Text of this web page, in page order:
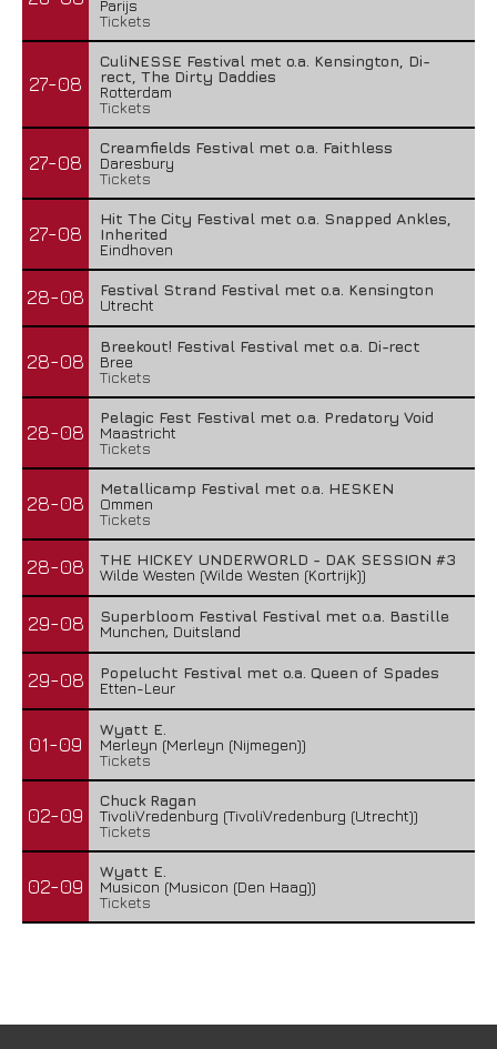
Parijs
Tickets
27-08
CuliNESSE Festival met o.a. Kensington, Di-
rect, The Dirty Daddies
Rotterdam
Tickets
27-08
Creamfields Festival met o.a. Faithless
Daresbury
Tickets
27-08
Hit The City Festival met o.a. Snapped Ankles,
Inherited
Eindhoven
28-08
Festival Strand Festival met o.a. Kensington
Utrecht
28-08
Breekout! Festival Festival met o.a. Di-rect
Bree
Tickets
28-08
Pelagic Fest Festival met o.a. Predatory Void
Maastricht
Tickets
28-08
Metallicamp Festival met o.a. HESKEN
Ommen
Tickets
28-08
THE HICKEY UNDERWORLD - DAK SESSION #3
Wilde Westen (Wilde Westen (Kortrijk))
29-08
Superbloom Festival Festival met o.a. Bastille
Munchen, Duitsland
29-08
Popelucht Festival met o.a. Queen of Spades
Etten-Leur
01-09
Wyatt E.
Merleyn (Merleyn (Nijmegen))
Tickets
02-09
Chuck Ragan
TivoliVredenburg (TivoliVredenburg (Utrecht))
Tickets
02-09
Wyatt E.
Musicon (Musicon (Den Haag))
Tickets